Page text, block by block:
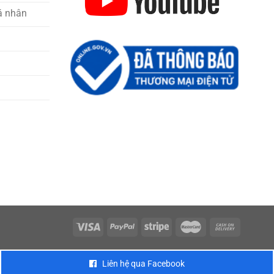
nhân
Liên hệ qua Facebook